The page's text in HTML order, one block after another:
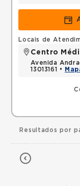
Locais de
Centro
Avenida
13013161 •
Resultados por